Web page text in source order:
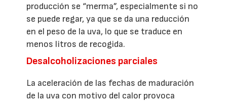
producción se “merma”, especialmente si no
se puede regar, ya que se da una reducción
en el peso de la uva, lo que se traduce en
menos litros de recogida.
Desalcoholizaciones parciales
La aceleración de las fechas de maduración
de la uva con motivo del calor provoca